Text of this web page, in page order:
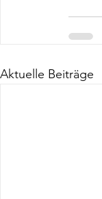
Aktuelle Beiträge